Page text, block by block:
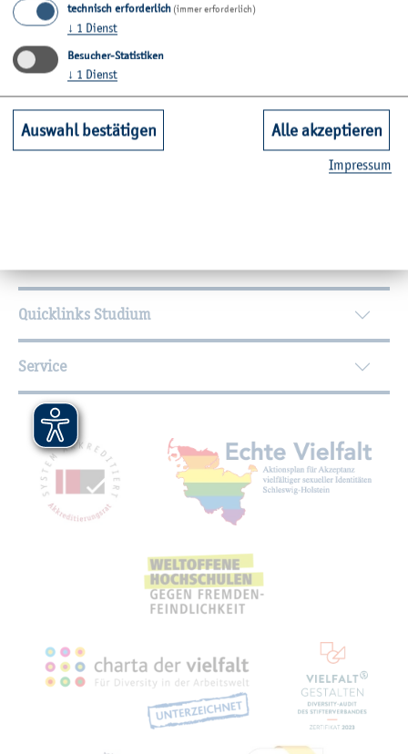
Ihre E-Mail an alle drei Mit­glie­der der Schlich­tungs­stel­le.
Wei­ter­füh­ren­de In­for­ma­tio­nen
Quicklinks Studium
Service
Mit­glied­schaf­ten,
technisch erforderlich (immer erforderlich)
↓ 1 Dienst
Besucher-Statistiken
↓ 1 Dienst
Auswahl bestätigen Alle akzeptieren
Im­pres­sum